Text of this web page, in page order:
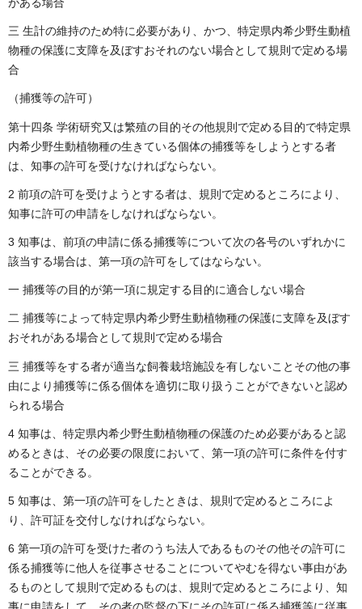
三 生計の維持のため特に必要があり、かつ、特定県内希少野生動植
物種の保護に支障を及ぼすおそれのない場合として規則で定める場
合
（捕獲等の許可）
第十四条 学術研究又は繁殖の目的その他規則で定める目的で特定県
内希少野生動植物種の生きている個体の捕獲等をしようとする者
は、知事の許可を受けなければならない。
2 前項の許可を受けようとする者は、規則で定めるところにより、
知事に許可の申請をしなければならない。
3 知事は、前項の申請に係る捕獲等について次の各号のいずれかに
該当する場合は、第一項の許可をしてはならない。
一 捕獲等の目的が第一項に規定する目的に適合しない場合
二 捕獲等によって特定県内希少野生動植物種の保護に支障を及ぼす
おそれがある場合として規則で定める場合
三 捕獲等をする者が適当な飼養栽培施設を有しないことその他の事
由により捕獲等に係る個体を適切に取り扱うことができないと認め
られる場合
4 知事は、特定県内希少野生動植物種の保護のため必要があると認
めるときは、その必要の限度において、第一項の許可に条件を付す
ることができる。
5 知事は、第一項の許可をしたときは、規則で定めるところによ
り、許可証を交付しなければならない。
6 第一項の許可を受けた者のうち法人であるものその他その許可に
係る捕獲等に他人を従事させることについてやむを得ない事由があ
るものとして規則で定めるものは、規則で定めるところにより、知